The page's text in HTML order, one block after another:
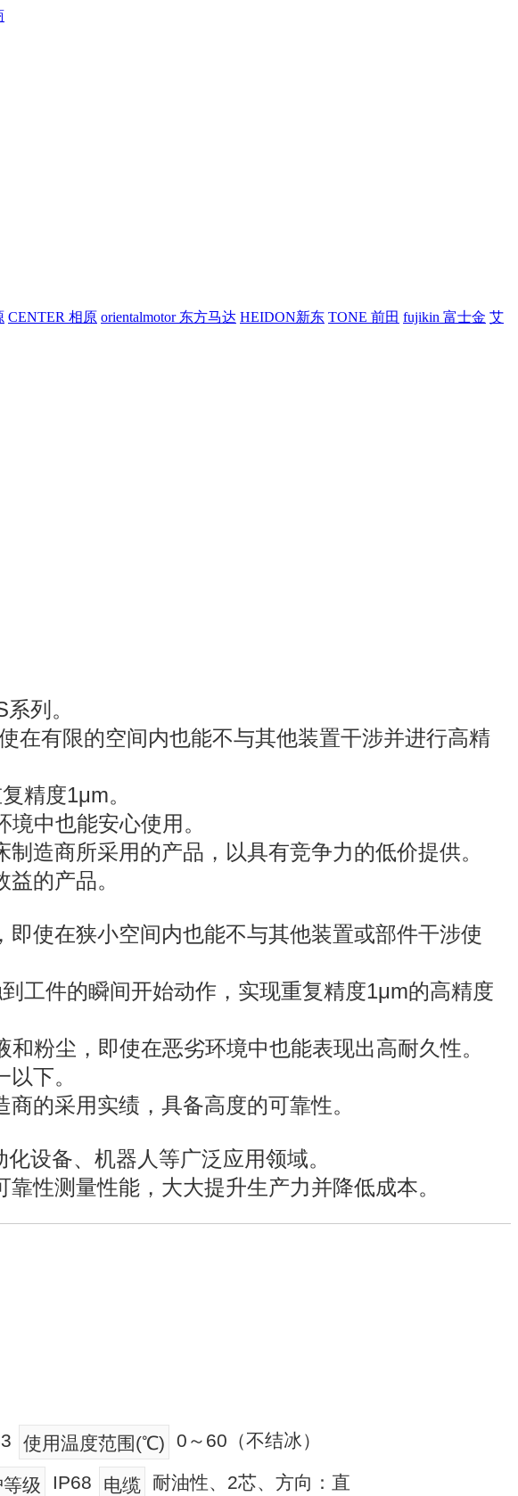
CENTER 相原 orientalmotor 东方马达 HEIDON新东 TONE 前田 fujikin 富士金 艾
列。
在有限的空间内也能不与其他装置干涉并进行高精
精度1μm。
中也能安心使用。
造商所采用的产品，以具有竞争力的低价提供。
的产品。
使在狭小空间内也能不与其他装置或部件干涉使
工件的瞬间开始动作，实现重复精度1μm的高精度
粉尘，即使在恶劣环境中也能表现出高耐久性。
下。
的采用实绩，具备高度的可靠性。
设备、机器人等广泛应用领域。
性测量性能，大大提升生产力并降低成本。
使用温度范围(℃) 0～60（不结冰）
级 IP68 电缆 耐油性、2芯、方向：直